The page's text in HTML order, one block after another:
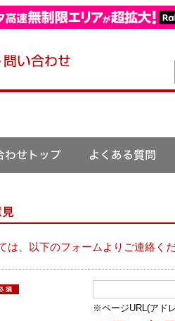
は、以下のフォームよりご連絡く
※ページURL(アド